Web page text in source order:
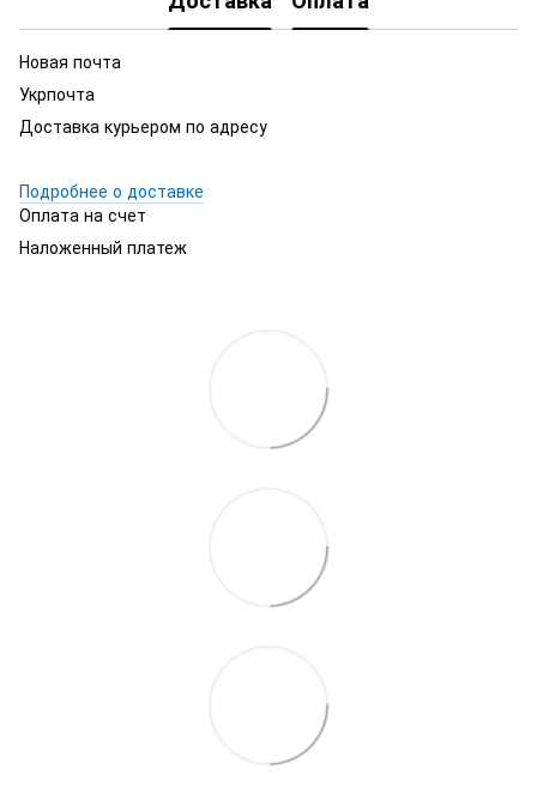
Новая почта
Укрпочта
Доставка курьером по адресу
Подробнее о доставке
Оплата на счет
Наложенный платеж